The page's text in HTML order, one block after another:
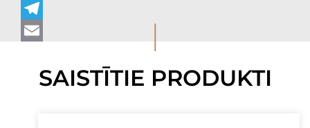
WhatsApp
Telegram
I
SAISTĪTIE PRODUKTI